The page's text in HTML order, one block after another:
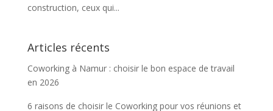
construction, ceux qui...
Articles récents
Coworking à Namur : choisir le bon espace de travail
en 2026
6 raisons de choisir le Coworking pour vos réunions et